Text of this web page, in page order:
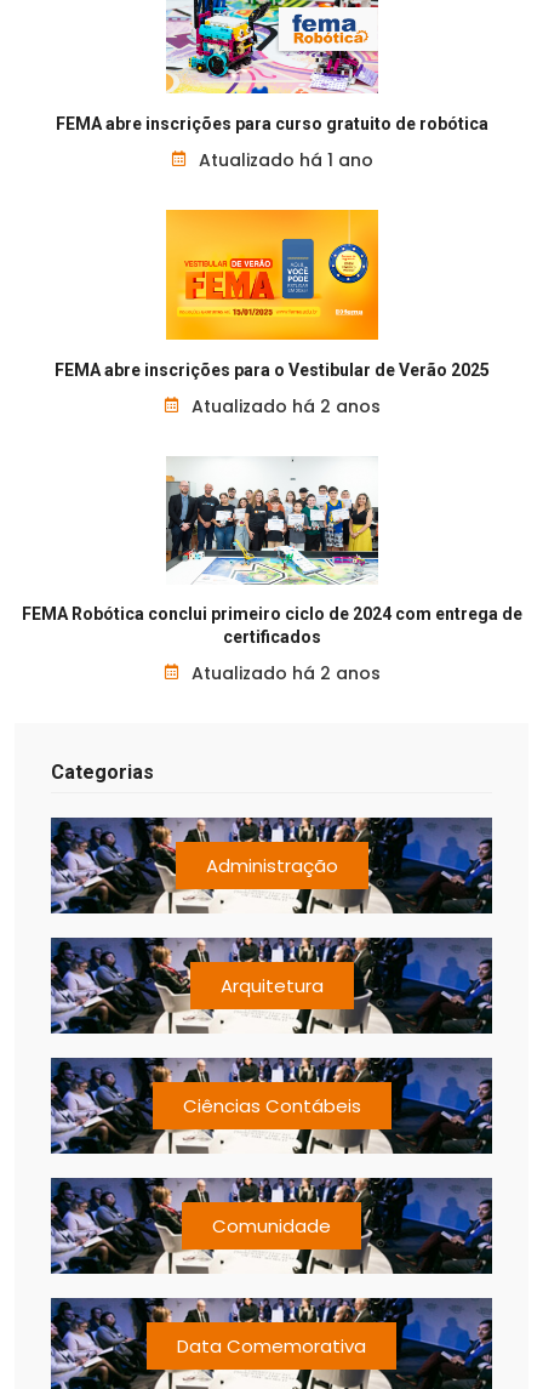
FEMA abre inscrições para curso gratuito de robótica
Atualizado há 1 ano
FEMA abre inscrições para o Vestibular de Verão 2025
Atualizado há 2 anos
FEMA Robótica conclui primeiro ciclo de 2024 com entrega de
certificados
Atualizado há 2 anos
Categorias
Administração
Arquitetura
Ciências Contábeis
Comunidade
Data Comemorativa